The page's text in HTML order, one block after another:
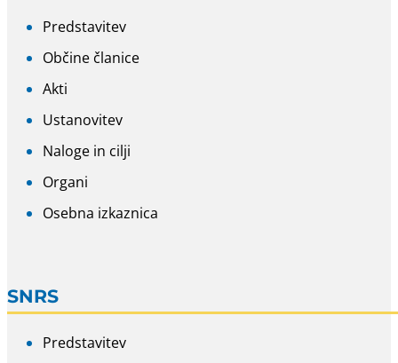
Predstavitev
Občine članice
Akti
Ustanovitev
Naloge in cilji
Organi
Osebna izkaznica
SNRS
Predstavitev